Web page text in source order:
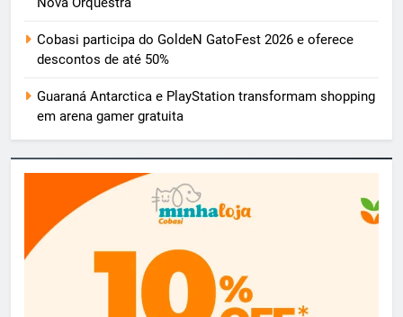
Cobasi participa do GoldeN GatoFest 2026 e oferece
descontos de até 50%
Guaraná Antarctica e PlayStation transformam shopping
em arena gamer gratuita